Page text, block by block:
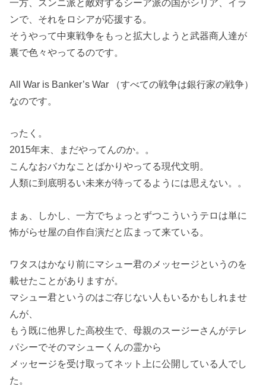
ンで、それをロシアが応援する。
そうやって中東戦争をもっと拡大しようと武器商人達が
裏で色々やってるのです。
All War is Banker’s War （すべての戦争は銀行家の戦争）
なのです。
ったく。
2015年末、まだやってんのか。。
こんなおバカなことばかりやってる現代文明。
人類に到底明るい未来が待ってるようには思えない。。
まぁ、しかし、一方でちょっとずつこういうテロは単に
怖がらせ屋の自作自演だと広まって来ている。
ワタスはかなり前にマシュー君のメッセージというのを
載せたことがありますが。
マシュー君というのはご存じない人もいるかもしれませ
んが、
もう既に他界した高校生で、母親のスージーさんがテレ
パシーでそのマシューくんの霊から
メッセージを受け取ってネット上に公開している人でし
た。